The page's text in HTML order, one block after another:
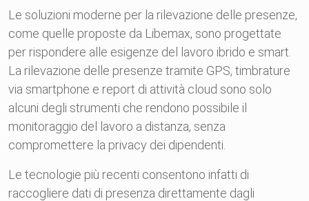
Le soluzioni moderne per la rilevazione delle presenze,
come quelle proposte da Libemax, sono progettate
per rispondere alle esigenze del lavoro ibrido e smart.
La rilevazione delle presenze tramite GPS, timbrature
via smartphone e report di attività cloud sono solo
alcuni degli strumenti che rendono possibile il
monitoraggio del lavoro a distanza, senza
compromettere la privacy dei dipendenti.
Le tecnologie più recenti consentono infatti di
raccogliere dati di presenza direttamente dagli